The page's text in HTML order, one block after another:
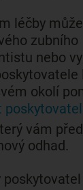
léčby
zubního
nebo
okolí
vám
odhad.